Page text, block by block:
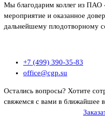
Мы благодарим коллег из ПАО
мероприятие и оказанное
дальнейшему плодотворному
+7 (499) 390-35-83
office@cgp.su
Остались вопросы? Хотите
свяжемся с вами в ближайшее